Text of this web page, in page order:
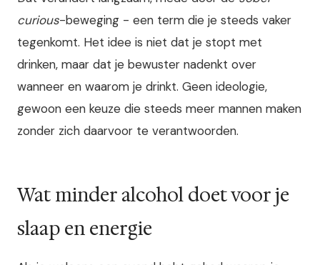
curious-beweging - een term die je steeds vaker
tegenkomt. Het idee is niet dat je stopt met
drinken, maar dat je bewuster nadenkt over
wanneer en waarom je drinkt. Geen ideologie,
gewoon een keuze die steeds meer mannen maken
zonder zich daarvoor te verantwoorden.
Wat minder alcohol doet voor je
slaap en energie